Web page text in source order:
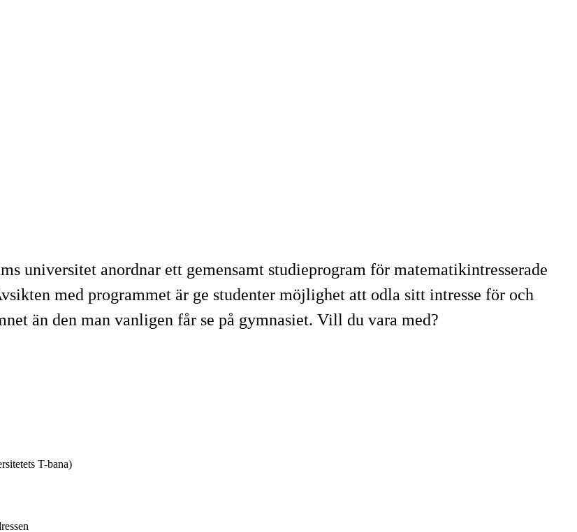
universitet anordnar ett gemensamt studieprogram för matematikintresserade
med programmet är ge studenter möjlighet att odla sitt intresse för och
än den man vanligen får se på gymnasiet. Vill du vara med?
T-bana)